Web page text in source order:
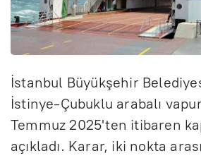
İstanbul Büyükşehir
İstinye-Çubuklu arabalı vapur
Temmuz 2025'ten itibaren
açıkladı. Karar, iki nokta